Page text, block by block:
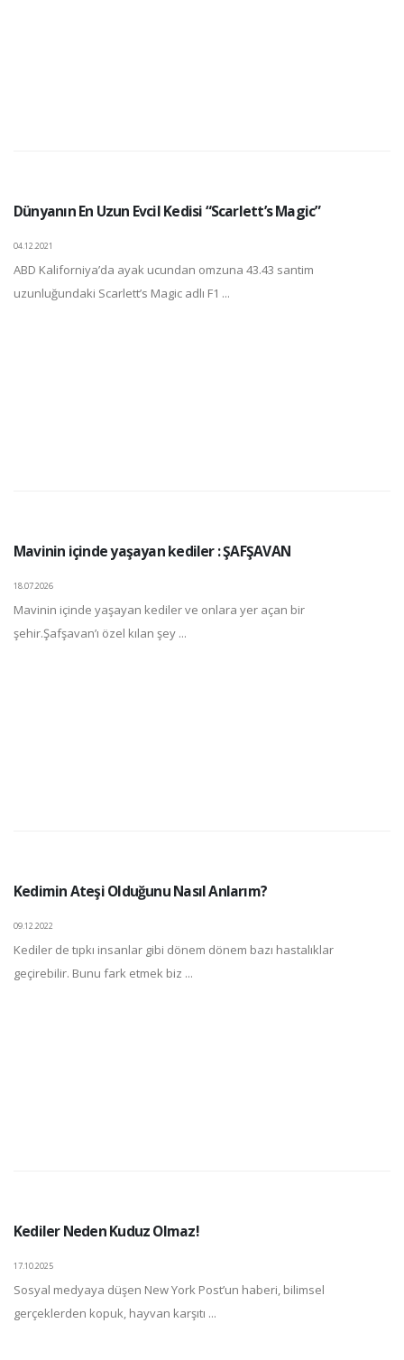
Dünyanın En Uzun Evcil Kedisi “Scarlett’s Magic”
04.12.2021
ABD Kaliforniya’da ayak ucundan omzuna 43.43 santim
uzunluğundaki Scarlett’s Magic adlı F1 ...
Mavinin içinde yaşayan kediler : ŞAFŞAVAN
18.07.2026
Mavinin içinde yaşayan kediler ve onlara yer açan bir
şehir.Şafşavan’ı özel kılan şey ...
Kedimin Ateşi Olduğunu Nasıl Anlarım?
09.12.2022
Kediler de tıpkı insanlar gibi dönem dönem bazı hastalıklar
geçirebilir. Bunu fark etmek biz ...
Kediler Neden Kuduz Olmaz!
17.10.2025
Sosyal medyaya düşen New York Post’un haberi, bilimsel
gerçeklerden kopuk, hayvan karşıtı ...